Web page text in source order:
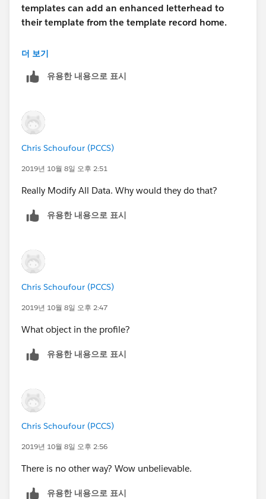
templates can add an enhanced letterhead to
their template from the template record home.
for more details please check the below thread : -
https://help.salesforce.com/articleView?
id=enhanced_letterheads_create.htm&type=5
Hope it helps.
thread.
더 보기
유용한 내용으로 표시
Chris Schoufour (PCCS)
2019년 10월 8일 오후 2:51
Really Modify All Data. Why would they do that?
유용한 내용으로 표시
Chris Schoufour (PCCS)
2019년 10월 8일 오후 2:47
What object in the profile?
유용한 내용으로 표시
Chris Schoufour (PCCS)
2019년 10월 8일 오후 2:56
There is no other way? Wow unbelievable.
유용한 내용으로 표시